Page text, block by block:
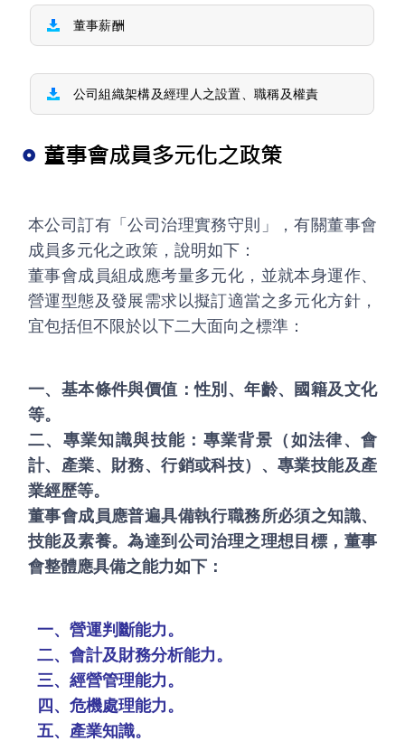
董事薪酬
公司組織架構及經理人之設置、職稱及權責
董事會成員多元化之政策
本公司訂有「公司治理實務守則」，有關董事會
成員多元化之政策，說明如下：
董事會成員組成應考量多元化，並就本身運作、
營運型態及發展需求以擬訂適當之多元化方針，
宜包括但不限於以下二大面向之標準：
一、基本條件與價值：性別、年齡、國籍及文化
等。
二、專業知識與技能：專業背景（如法律、會
計、產業、財務、行銷或科技）、專業技能及產
業經歷等。
董事會成員應普遍具備執行職務所必須之知識、
技能及素養。為達到公司治理之理想目標，董事
會整體應具備之能力如下：
一、營運判斷能力。
二、會計及財務分析能力。
三、經營管理能力。
四、危機處理能力。
五、產業知識。